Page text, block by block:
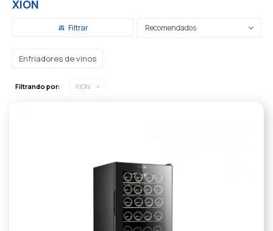
XION
Recomendados
Enfriadores de vinos
Filtrando por: XION